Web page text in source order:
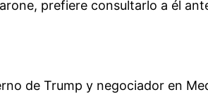
prefiere consultarlo a él
de Trump y negociador en